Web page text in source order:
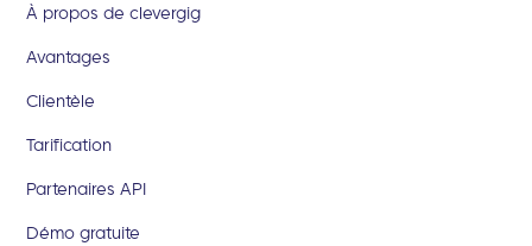
À propos de clevergig
Avantages
Clientèle
Tarification
Partenaires API
Démo gratuite